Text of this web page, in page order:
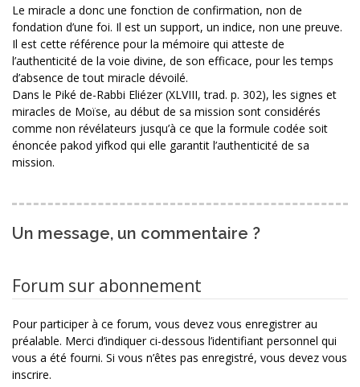
Le miracle a donc une fonction de confirmation, non de
fondation d’une foi. Il est un support, un indice, non une preuve.
Il est cette référence pour la mémoire qui atteste de
l’authenticité de la voie divine, de son efficace, pour les temps
d’absence de tout miracle dévoilé.
Dans le Piké de-Rabbi Eliézer (XLVIII, trad. p. 302), les signes et
miracles de Moïse, au début de sa mission sont considérés
comme non révélateurs jusqu’à ce que la formule codée soit
énoncée pakod yifkod qui elle garantit l’authenticité de sa
mission.
Un message, un commentaire ?
Forum sur abonnement
Pour participer à ce forum, vous devez vous enregistrer au
préalable. Merci d’indiquer ci-dessous l’identifiant personnel qui
vous a été fourni. Si vous n’êtes pas enregistré, vous devez vous
inscrire.